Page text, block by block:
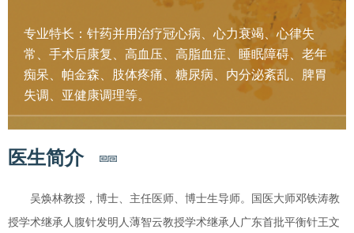
专业特长：针药并用治疗冠心病、心力衰竭、心律失
常、手术后康复、高血压、高脂血症、睡眠障碍、老年
痴呆、帕金森、肢体疼痛、糖尿病、内分泌紊乱、脾胃
失调、亚健康调理等。
医生简介
吴焕林教授，博士、主任医师、博士生导师。国医大师邓铁涛教
授学术继承人腹针发明人薄智云教授学术继承人广东首批平衡针王文